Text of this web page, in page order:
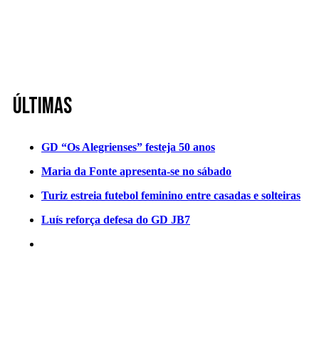
Últimas
GD “Os Alegrienses” festeja 50 anos
Maria da Fonte apresenta-se no sábado
Turiz estreia futebol feminino entre casadas e solteiras
Luís reforça defesa do GD JB7